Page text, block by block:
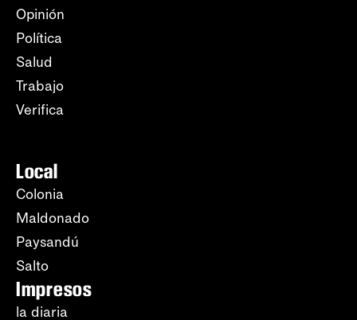
Opinión
Política
Salud
Trabajo
Verifica
Local
Colonia
Maldonado
Paysandú
Salto
Impresos
la diaria